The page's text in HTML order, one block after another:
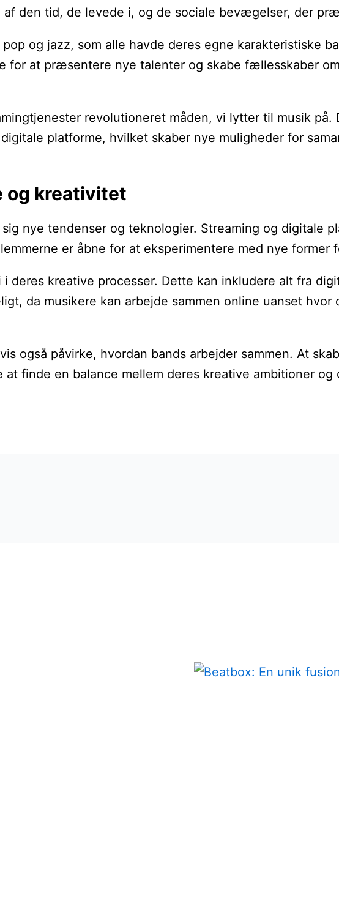
den tid, de levede i, og de sociale bevægelser, der
og jazz, som alle havde deres egne karakteristiske
for at præsentere nye talenter og skabe fællesskaber
revolutioneret måden, vi lytter til musik
platforme, hvilket skaber nye muligheder for
og kreativitet
nye tendenser og teknologier. Streaming og digitale
er åbne for at eksperimentere med nye former
deres kreative processer. Dette kan inkludere alt fra
da musikere kan arbejde sammen online uanset
også påvirke, hvordan bands arbejder sammen. At
finde en balance mellem deres kreative ambitioner